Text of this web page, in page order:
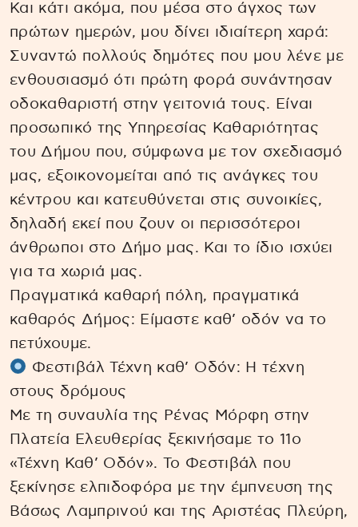
Και κάτι ακόμα, που μέσα στο άγχος των
πρώτων ημερών, μου δίνει ιδιαίτερη χαρά:
Συναντώ πολλούς δημότες που μου λένε με
ενθουσιασμό ότι πρώτη φορά συνάντησαν
οδοκαθαριστή στην γειτονιά τους. Είναι
προσωπικό της Υπηρεσίας Καθαριότητας
του Δήμου που, σύμφωνα με τον σχεδιασμό
μας, εξοικονομείται από τις ανάγκες του
κέντρου και κατευθύνεται στις συνοικίες,
δηλαδή εκεί που ζουν οι περισσότεροι
άνθρωποι στο Δήμο μας. Και το ίδιο ισχύει
για τα χωριά μας.
Πραγματικά καθαρή πόλη, πραγματικά
καθαρός Δήμος: Είμαστε καθ’ οδόν να το
πετύχουμε.
Φεστιβάλ Τέχνη καθ’ Οδόν: Η τέχνη
στους δρόμους
Με τη συναυλία της Ρένας Μόρφη στην
Πλατεία Ελευθερίας ξεκινήσαμε το 11ο
«Τέχνη Καθ’ Οδόν». Το Φεστιβάλ που
ξεκίνησε ελπιδοφόρα με την έμπνευση της
Βάσως Λαμπρινού και της Αριστέας Πλεύρη,